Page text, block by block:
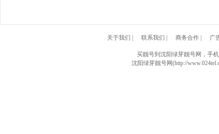
关于我们 联系我们 商务合作| 广
买靓号到沈阳绿芽靓号网，手
沈阳绿芽靓号网(http://